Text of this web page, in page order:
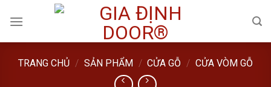
TRANG CHỦ / SẢN PHẨM / CỬA GỖ / CỬA VÒM GỖ